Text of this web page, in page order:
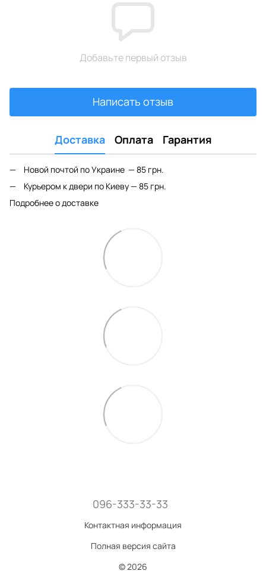
Добавьте первый отзыв
Написать отзыв
Доставка Оплата Гарантия
Новой почтой по Украине — 85 грн.
Курьером к двери по Киеву — 85 грн.
Подробнее о доставке
096-333-33-33
Контактная информация
Полная версия сайта
© 2026